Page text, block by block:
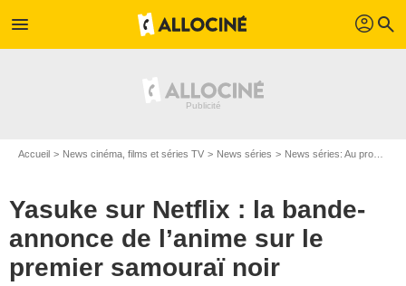
menu profil search
Accueil News cinéma, films et séries TV News séries News séries: Au programme
Yasuke sur Netflix : la bande-
annonce de l’anime sur le
premier samouraï noir